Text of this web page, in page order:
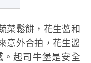
菜鬆餅，花生醬和
意外合拍，花生醬
。起司牛堡是安全